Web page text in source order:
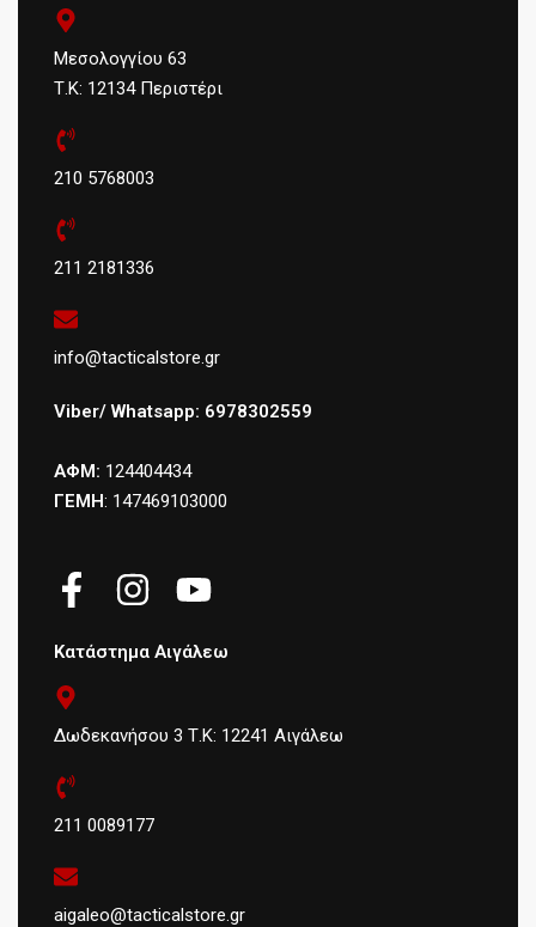
Μεσολογγίου 63
Τ.Κ: 12134 Περιστέρι
210 5768003
211 2181336
info@tacticalstore.gr
Viber/ Whatsapp: 6978302559
ΑΦΜ: 124404434
ΓΕΜΗ: 147469103000
Κατάστημα Αιγάλεω
Δωδεκανήσου 3 Τ.Κ: 12241 Αιγάλεω
211 0089177
aigaleo@tacticalstore.gr